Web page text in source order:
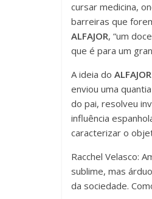
cursar medicina,
barreiras que
ALFAJOR, “um
que é para um
A ideia do ALFAJOR
enviou uma
do pai, resolveu
influência
caracterizar o
Racchel Velasco:
sublime, mas
da sociedade.